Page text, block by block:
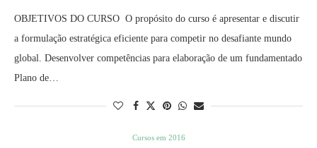
OBJETIVOS DO CURSO O propósito do curso é apresentar e discutir
a formulação estratégica eficiente para competir no desafiante mundo
global. Desenvolver competências para elaboração de um fundamentado
Plano de…
Cursos em 2016